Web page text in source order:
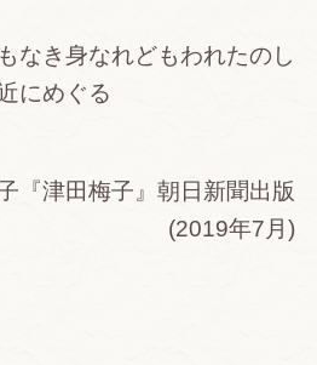
なき身なれどもわれたのし
にめぐる
津田梅子』朝日新聞出版
(2019年7月)